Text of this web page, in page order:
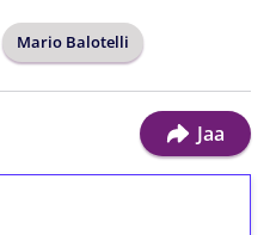
Mario Balotelli
Jaa